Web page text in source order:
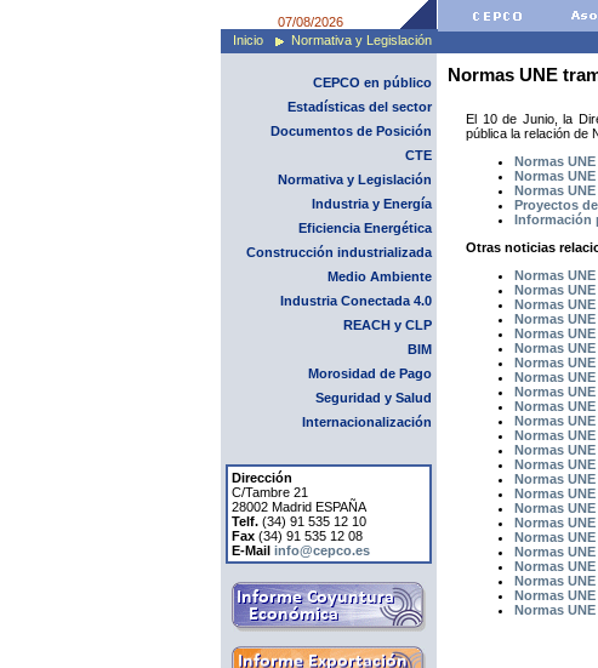
07/08/2026
Inicio Normativa y Legislación
CEPCO en público
Estadísticas del sector
Documentos de Posición
CTE
Normativa y Legislación
Industria y Energía
Eficiencia Energética
Construcción industrializada
Medio Ambiente
Industria Conectada 4.0
REACH y CLP
BIM
Morosidad de Pago
Seguridad y Salud
Internacionalización
Dirección
C/Tambre 21
28002 Madrid ESPAÑA
Telf. (34) 91 535 12 10
Fax (34) 91 535 12 08
E-Mail info@cepco.es
Normas UNE
El 10 de Junio, la
pública la relación de
Normas UNE
Normas UNE
Normas UNE
Proyectos
Información
Otras noticias
Normas
Normas
Normas
Normas
Normas
Normas
Normas
Normas
Normas
Normas
Normas
Normas
Normas
Normas
Normas
Normas
Normas
Normas
Normas
Normas
Normas
Normas
Normas
Normas